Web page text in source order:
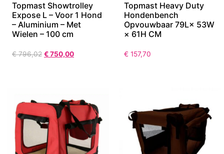
Topmast Showtrolley
Expose L – Voor 1 Hond
– Aluminium – Met
Wielen – 100 cm
€796,02 €750,00
Topmast Heavy Duty
Hondenbench
Opvouwbaar 79L× 53W
× 61H CM
€ 157,70